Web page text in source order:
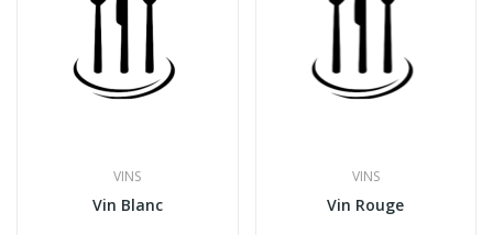
VINS
Vin Blanc
VINS
Vin Rouge